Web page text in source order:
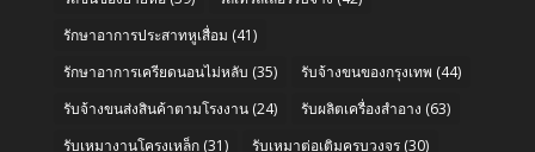
รักษาอาการประสาทหูเสื่อม (41)
รักษาอาการเครียดนอนไม่หลับ (35) รับจ้างขนของกรุงเทพ (44)
รับจ้างขนส่งสินค้าตามโรงงาน(24) รับผลิตเครื่องสำอาง (63)
รับเหมางานโครงเหล็ก(31) รับเหมาต่อเติมครบวงจร(30)